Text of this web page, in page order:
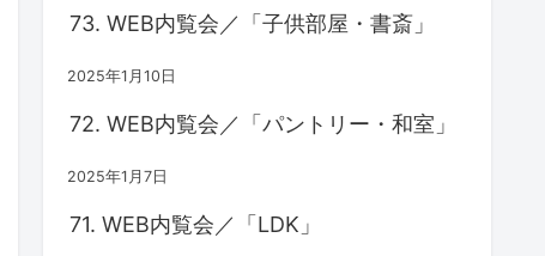
73. WEB内覧会／「子供部屋・書斎」
2025年1月10日
72. WEB内覧会／「パントリー・和室」
2025年1月7日
71. WEB内覧会／「LDK」